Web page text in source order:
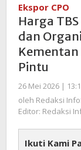
Ekspor CPO
Harga
dan
Kementan
Pintu
26 Mei 2026 |
oleh Redaksi
Editor: Redaksi
Ikuti Kami